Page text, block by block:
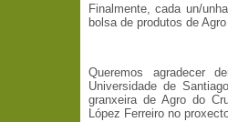
Finalmente, cada un/
bolsa de produtos de
Queremos agradecer
Universidade de
granxeira de Agro do
López Ferreiro no